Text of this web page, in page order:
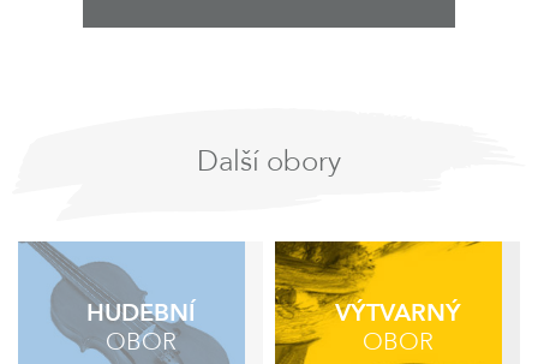
Další obory
HUDEBNÍ
OBOR
VÝTVARNÝ
OBOR